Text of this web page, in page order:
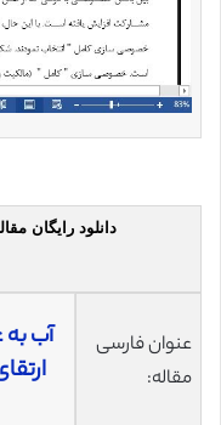
دانلود رایگان
عنوان فارسی
مقاله:
آب